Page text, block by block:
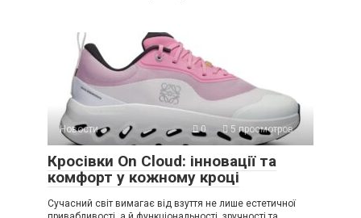
Новости 0 5 просмотров
Кросівки On Cloud: інновації та
комфорт у кожному кроці
Сучасний світ вимагає від взуття не лише естетичної